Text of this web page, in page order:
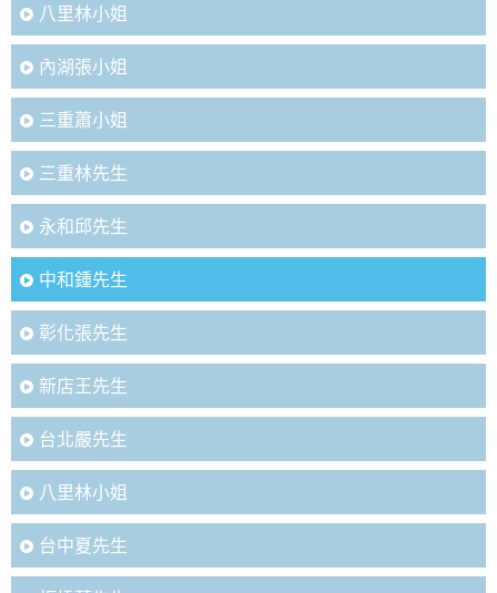
八里林小姐
內湖張小姐
三重蕭小姐
三重林先生
永和邱先生
中和鍾先生
彰化張先生
新店王先生
台北嚴先生
八里林小姐
台中夏先生